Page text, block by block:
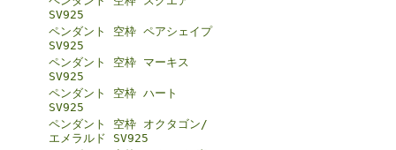
SV925
ペンダント 空枠 ペアシェイプ
SV925
ペンダント 空枠 マーキス
SV925
ペンダント 空枠 ハート
SV925
ペンダント 空枠 オクタゴン/
エメラルド SV925